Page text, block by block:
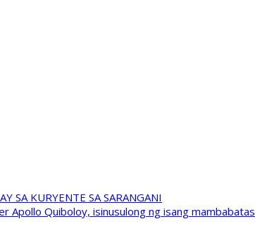
SA KURYENTE SA SARANGANI
Apollo Quiboloy, isinusulong ng isang mambabatas